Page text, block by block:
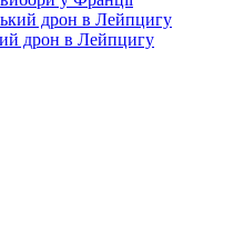
дрон в Лейпцигу